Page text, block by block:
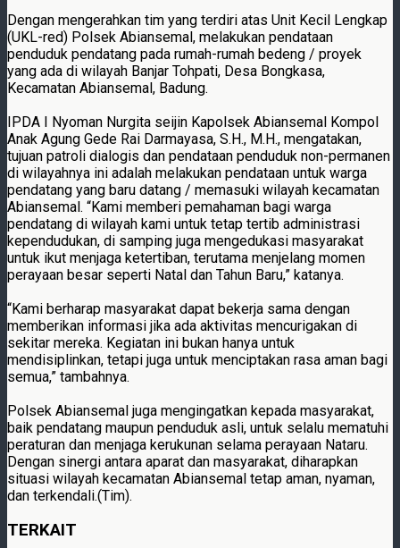
Dengan mengerahkan tim yang terdiri atas Unit Kecil Lengkap
(UKL-red) Polsek Abiansemal, melakukan pendataan
penduduk pendatang pada rumah-rumah bedeng / proyek
yang ada di wilayah Banjar Tohpati, Desa Bongkasa,
Kecamatan Abiansemal, Badung.
IPDA I Nyoman Nurgita seijin Kapolsek Abiansemal Kompol
Anak Agung Gede Rai Darmayasa, S.H., M.H., mengatakan,
tujuan patroli dialogis dan pendataan penduduk non-permanen
di wilayahnya ini adalah melakukan pendataan untuk warga
pendatang yang baru datang / memasuki wilayah kecamatan
Abiansemal. “Kami memberi pemahaman bagi warga
pendatang di wilayah kami untuk tetap tertib administrasi
kependudukan, di samping juga mengedukasi masyarakat
untuk ikut menjaga ketertiban, terutama menjelang momen
perayaan besar seperti Natal dan Tahun Baru,” katanya.
“Kami berharap masyarakat dapat bekerja sama dengan
memberikan informasi jika ada aktivitas mencurigakan di
sekitar mereka. Kegiatan ini bukan hanya untuk
mendisiplinkan, tetapi juga untuk menciptakan rasa aman bagi
semua,” tambahnya.
Polsek Abiansemal juga mengingatkan kepada masyarakat,
baik pendatang maupun penduduk asli, untuk selalu mematuhi
peraturan dan menjaga kerukunan selama perayaan Nataru.
Dengan sinergi antara aparat dan masyarakat, diharapkan
situasi wilayah kecamatan Abiansemal tetap aman, nyaman,
dan terkendali.(Tim).
TERKAIT